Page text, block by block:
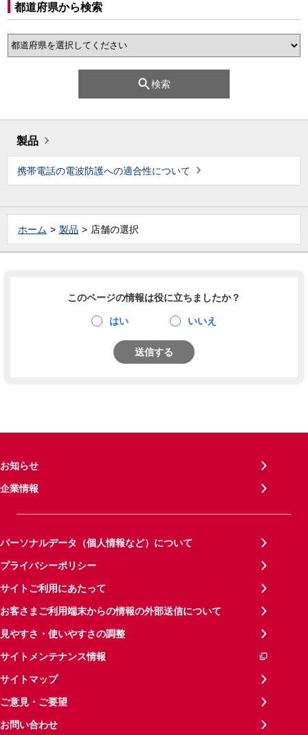
都道府県から検索
検索
製品
携帯電話の電波防護への適合性について
ホーム 製品 店舗の選択
このページの情報は役に立ちましたか？
はい いいえ
送信する
お知らせ
企業情報
パーソナルデータ（個人情報など）について
プライバシーポリシー
サイトご利用にあたって
お客さまご利用端末からの情報の外部送信について
見やすさ・使いやすさの調整
サイトメンテナンス情報
サイトマップ
ご意見・ご要望
お問い合わせ